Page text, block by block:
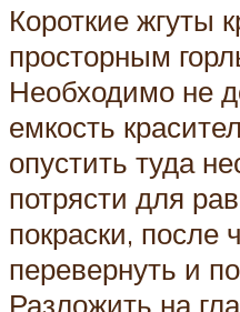
Короткие жгуты
просторным
Необходимо не
емкость
опустить туда
потрясти для
покраски, после
перевернуть и
Разложить на